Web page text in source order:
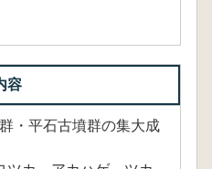
容
・平石古墳群の集大成